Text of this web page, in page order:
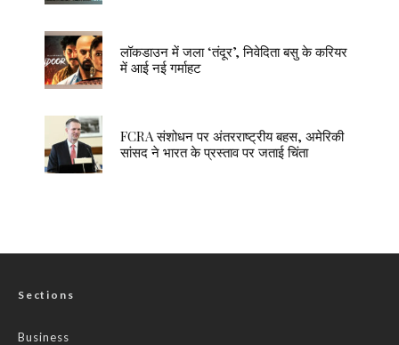
लॉकडाउन में जला ‘तंदूर’, निवेदिता बसु के करियर
में आई नई गर्माहट
FCRA संशोधन पर अंतरराष्ट्रीय बहस, अमेरिकी
सांसद ने भारत के प्रस्ताव पर जताई चिंता
Sections
Business